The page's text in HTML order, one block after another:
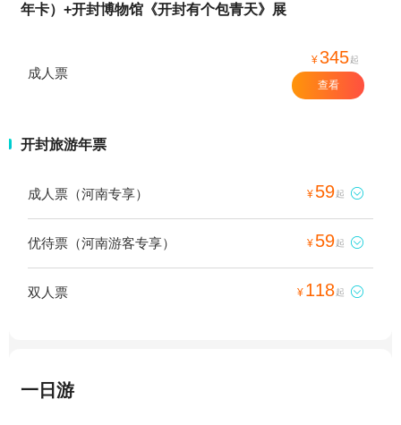
年卡）+开封博物馆《开封有个包青天》展
成人票
¥345起
查看
开封旅游年票
成人票（河南专享） ¥ 59起 
优待票（河南游客专享） ¥ 59起 
双人票 ¥ 118起 
一日游